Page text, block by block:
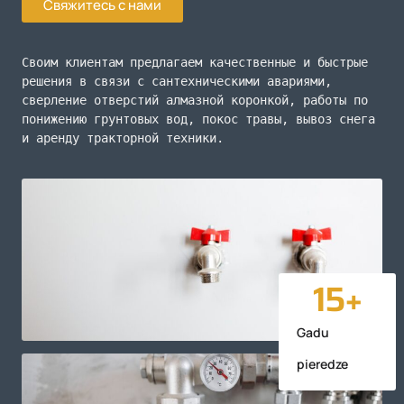
Свяжитесь с нами
Своим клиентам предлагаем качественные и быстрые
решения в связи с сантехническими авариями,
сверление отверстий алмазной коронкой, работы по
понижению грунтовых вод, покос травы, вывоз снега
и аренду тракторной техники.
Gadu
pieredze
15+